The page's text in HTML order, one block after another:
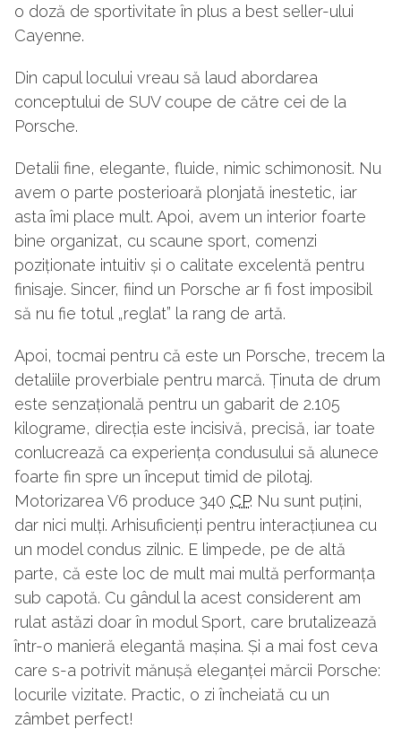
o doză de sportivitate în plus a best seller-ului
Cayenne.
Din capul locului vreau să laud abordarea
conceptului de SUV coupe de către cei de la
Porsche.
Detalii fine, elegante, fluide, nimic schimonosit. Nu
avem o parte posterioară plonjată inestetic, iar
asta îmi place mult. Apoi, avem un interior foarte
bine organizat, cu scaune sport, comenzi
poziționate intuitiv și o calitate excelentă pentru
finisaje. Sincer, fiind un Porsche ar fi fost imposibil
să nu fie totul „reglat” la rang de artă.
Apoi, tocmai pentru că este un Porsche, trecem la
detaliile proverbiale pentru marcă. Ținuta de drum
este senzațională pentru un gabarit de 2.105
kilograme, direcția este incisivă, precisă, iar toate
conlucrează ca experiența condusului să alunece
foarte fin spre un început timid de pilotaj.
Motorizarea V6 produce 340 CP. Nu sunt puțini,
dar nici mulți. Arhisuficienți pentru interacțiunea cu
un model condus zilnic. E limpede, pe de altă
parte, că este loc de mult mai multă performanța
sub capotă. Cu gândul la acest considerent am
rulat astăzi doar în modul Sport, care brutalizează
într-o manieră elegantă mașina. Și a mai fost ceva
care s-a potrivit mănușă eleganței mărcii Porsche:
locurile vizitate. Practic, o zi încheiată cu un
zâmbet perfect!